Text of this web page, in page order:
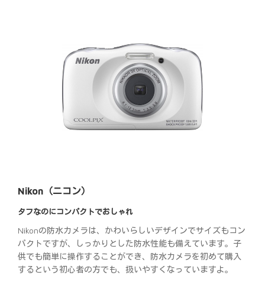
Nikon（ニコン）
タフなのにコンパクトでおしゃれ
Nikonの防水カメラは、かわいらしいデザインでサイズもコン
パクトですが、しっかりとした防水性能も備えています。子
供でも簡単に操作することができ、防水カメラを初めて購入
するという初心者の方でも、扱いやすくなっていますよ。